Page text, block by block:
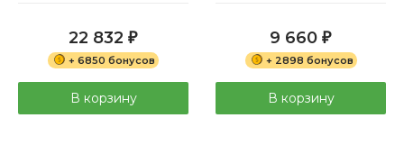
22 832 ₽
+ 6850 бонусов
В корзину
9 660 ₽
+ 2898 бонусов
В корзину